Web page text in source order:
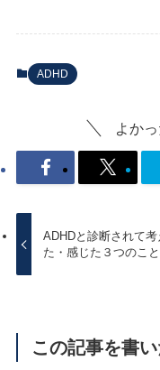
ADHD
よか
ADHDと診断されて考
た・感じた３つのこと
この記事を書い